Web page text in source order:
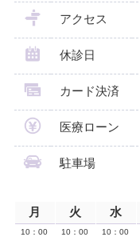
アクセス
休診日
カード決済
医療ローン
駐車場
月 火 水
10：00
10：00
10：00